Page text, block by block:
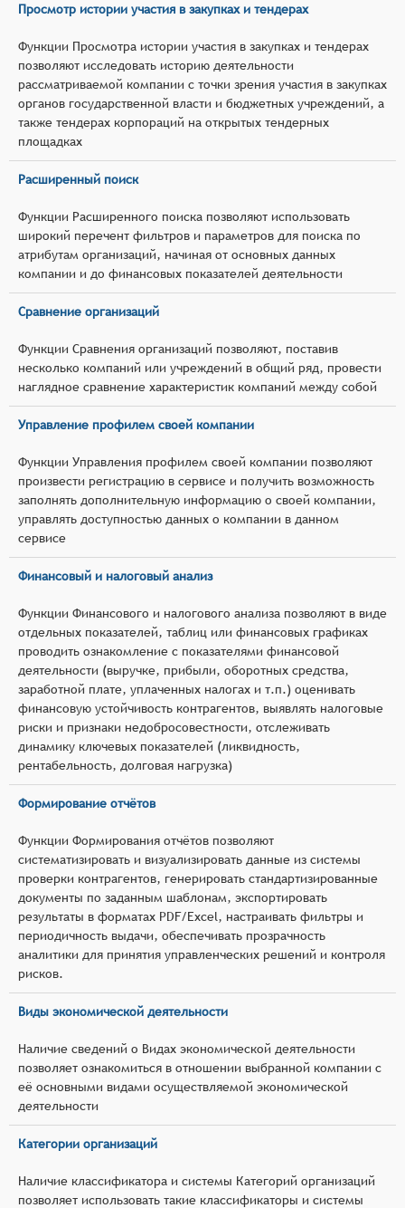
Просмотр истории участия в закупках и тендерах
Функции Просмотра истории участия в закупках и тендерах
позволяют исследовать историю деятельности
рассматриваемой компании с точки зрения участия в закупках
органов государственной власти и бюджетных учреждений, а
также тендерах корпораций на открытых тендерных
площадках
Расширенный поиск
Функции Расширенного поиска позволяют использовать
широкий перечент фильтров и параметров для поиска по
атрибутам организаций, начиная от основных данных
компании и до финансовых показателей деятельности
Сравнение организаций
Функции Сравнения организаций позволяют, поставив
несколько компаний или учреждений в общий ряд, провести
наглядное сравнение характеристик компаний между собой
Управление профилем своей компании
Функции Управления профилем своей компании позволяют
произвести регистрацию в сервисе и получить возможность
заполнять дополнительную информацию о своей компании,
управлять доступностью данных о компании в данном
сервисе
Финансовый и налоговый анализ
Функции Финансового и налогового анализа позволяют в виде
отдельных показателей, таблиц или финансовых графиках
проводить ознакомление с показателями финансовой
деятельности (выручке, прибыли, оборотных средства,
заработной плате, уплаченных налогах и т.п.) оценивать
финансовую устойчивость контрагентов, выявлять налоговые
риски и признаки недобросовестности, отслеживать
динамику ключевых показателей (ликвидность,
рентабельность, долговая нагрузка)
Формирование отчётов
Функции Формирования отчётов позволяют
систематизировать и визуализировать данные из системы
проверки контрагентов, генерировать стандартизированные
документы по заданным шаблонам, экспортировать
результаты в форматах PDF/Excel, настраивать фильтры и
периодичность выдачи, обеспечивать прозрачность
аналитики для принятия управленческих решений и контроля
рисков.
Виды экономической деятельности
Наличие сведений о Видах экономической деятельности
позволяет ознакомиться в отношении выбранной компании с
её основными видами осуществляемой экономической
деятельности
Категории организаций
Наличие классификатора и системы Категорий организаций
позволяет использовать такие классификаторы и системы